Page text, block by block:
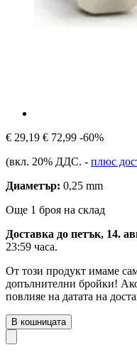
€ 29,19 € 72,99 -60%
(вкл. 20% ДДС. - плюс
Диаметър: 0,25 mm
Още 1 броя на склад
Доставка до петък, 14.
23:59 часа.
От този продукт имаме
допълнителни бройки!
повлияе на датата на
В кошницата